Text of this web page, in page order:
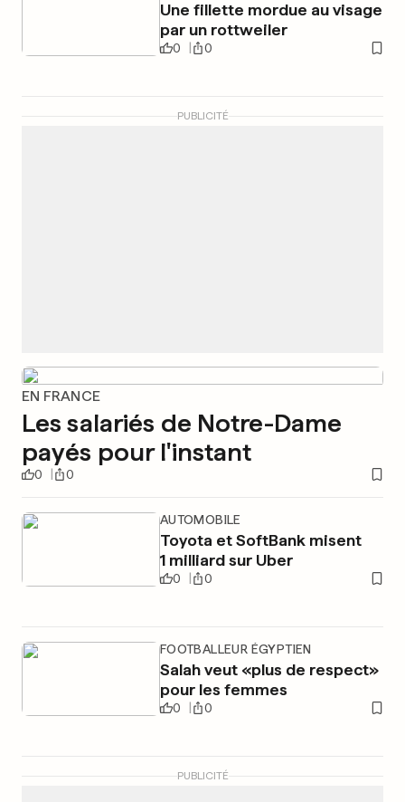
Une fillette mordue au visage
par un rottweiler
0 0
PUBLICITÉ
EN FRANCE
Les salariés de Notre-Dame
payés pour l'instant
0 0
AUTOMOBILE
Toyota et SoftBank misent
1 milliard sur Uber
0 0
FOOTBALLEUR ÉGYPTIEN
Salah veut «plus de respect»
pour les femmes
0 0
PUBLICITÉ